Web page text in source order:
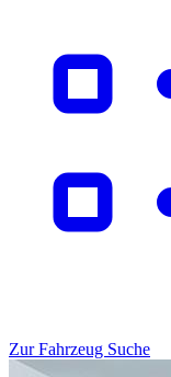
Zur Fahrzeug Suche